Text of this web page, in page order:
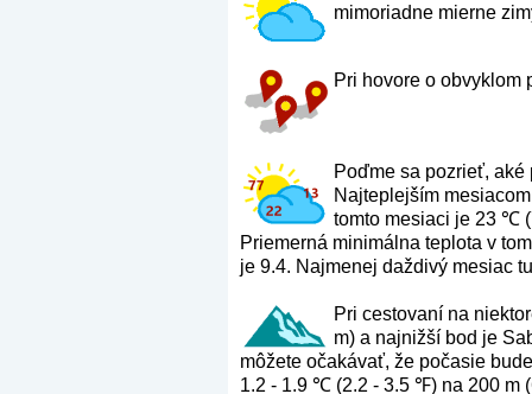
mimoriadne mierne
Pri hovore o obvyklom
Poďme sa pozrieť,
Najteplejším
tomto mesiaci je 23 ℃
Priemerná minimálna teplota v
je 9.4. Najmenej daždivý mesiac
Pri cestovaní na
m) a najnižší bod je
môžete očakávať, že počasie
1.2 - 1.9 ℃ (2.2 - 3.5 ℉) na 200 m